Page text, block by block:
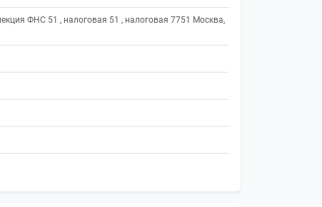
ФНС 51 , налоговая 51 , налоговая 7751 Москва,